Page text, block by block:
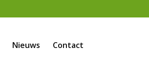
Nieuws Contact